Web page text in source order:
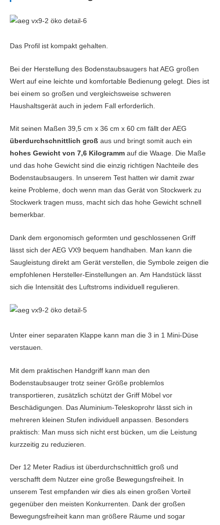
Energieverbrauch pro Jahr
Lautstärke (dB)
Staubemissionsklasse
Teppichreinigungsklasse A
Das Profil ist kompakt gehalten.
Bei der Herstellung des Bodenstaubsaugers hat AEG großen
Wert auf eine leichte und komfortable Bedienung gelegt. Dies ist
bei einem so großen und vergleichsweise schweren
Haushaltsgerät auch in jedem Fall erforderlich.
Mit seinen Maßen 39,5 cm x 36 cm x 60 cm fällt der AEG
überdurchschnittlich groß aus und bringt somit auch ein
hohes Gewicht von 7,6 Kilogramm auf die Waage. Die Maße
und das hohe Gewicht sind die einzig richtigen Nachteile des
Bodenstaubsaugers. In unserem Test hatten wir damit zwar
keine Probleme, doch wenn man das Gerät von Stockwerk zu
Stockwerk tragen muss, macht sich das hohe Gewicht schnell
bemerkbar.
Dank dem ergonomisch geformten und geschlossenen Griff
lässt sich der AEG VX9 bequem handhaben. Man kann die
Saugleistung direkt am Gerät verstellen, die Symbole zeigen die
empfohlenen Hersteller-Einstellungen an. Am Handstück lässt
sich die Intensität des Luftstroms individuell regulieren.
Unter einer separaten Klappe kann man die 3 in 1 Mini-Düse
verstauen.
Mit dem praktischen Handgriff kann man den
Bodenstaubsauger trotz seiner Größe problemlos
transportieren, zusätzlich schützt der Griff Möbel vor
Beschädigungen. Das Aluminium-Teleskoprohr lässt sich in
mehreren kleinen Stufen individuell anpassen. Besonders
praktisch: Man muss sich nicht erst bücken, um die Leistung
kurzzeitig zu reduzieren.
Der 12 Meter Radius ist überdurchschnittlich groß und
verschafft dem Nutzer eine große Bewegungsfreiheit. In
unserem Test empfanden wir dies als einen großen Vorteil
gegenüber den meisten Konkurrenten. Dank der großen
Bewegungsfreiheit kann man größere Räume und sogar